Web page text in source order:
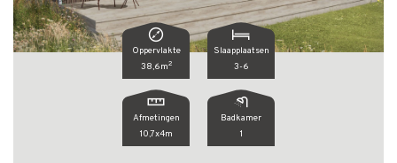
Oppervlakte
38,6m2
Slaapplaatsen
3-6
Afmetingen
10,7x4m
Badkamer
1